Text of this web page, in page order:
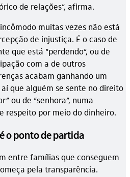
de relações”, afirma.
muitas vezes não está
de injustiça. É o caso de
que está “perdendo”, ou de
com a de outros
acabam ganhando um
que alguém se sente no direito
ou de “senhora”, numa
respeito por meio do dinheiro.
o ponto de partida
entre famílias que conseguem
pela transparência.